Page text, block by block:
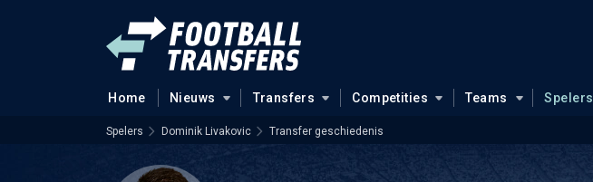
Home Nieuws Transfers Competities Teams Spelers
Spelers Dominik Livakovic Transfer geschiedenis